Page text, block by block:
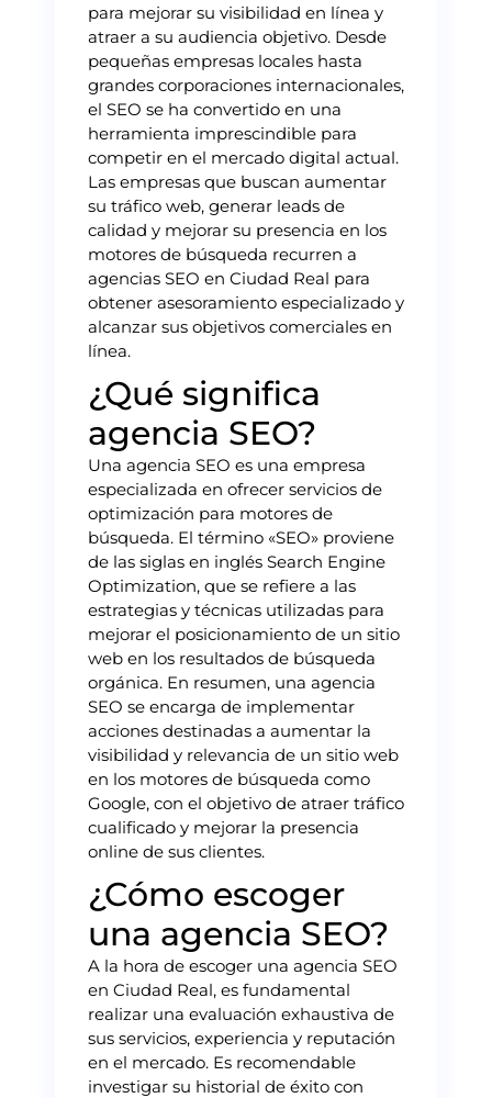
para mejorar su visibilidad en línea y
atraer a su audiencia objetivo. Desde
pequeñas empresas locales hasta
grandes corporaciones internacionales,
el SEO se ha convertido en una
herramienta imprescindible para
competir en el mercado digital actual.
Las empresas que buscan aumentar
su tráfico web, generar leads de
calidad y mejorar su presencia en los
motores de búsqueda recurren a
agencias SEO en Ciudad Real para
obtener asesoramiento especializado y
alcanzar sus objetivos comerciales en
línea.
¿Qué significa
agencia SEO?
Una agencia SEO es una empresa
especializada en ofrecer servicios de
optimización para motores de
búsqueda. El término «SEO» proviene
de las siglas en inglés Search Engine
Optimization, que se refiere a las
estrategias y técnicas utilizadas para
mejorar el posicionamiento de un sitio
web en los resultados de búsqueda
orgánica. En resumen, una agencia
SEO se encarga de implementar
acciones destinadas a aumentar la
visibilidad y relevancia de un sitio web
en los motores de búsqueda como
Google, con el objetivo de atraer tráfico
cualificado y mejorar la presencia
online de sus clientes.
¿Cómo escoger
una agencia SEO?
A la hora de escoger una agencia SEO
en Ciudad Real, es fundamental
realizar una evaluación exhaustiva de
sus servicios, experiencia y reputación
en el mercado. Es recomendable
investigar su historial de éxito con